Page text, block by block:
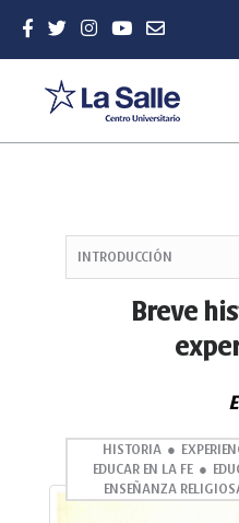
Sidebar
INTRODUCCIÓN
Breve
HISTORIA
EDUCAR EN LA FE
ENSEÑANZA